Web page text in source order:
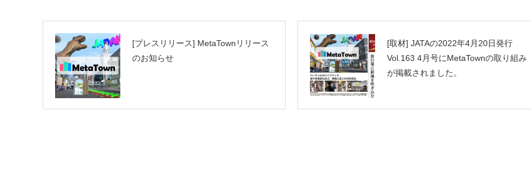
[プレスリリース] MetaTownリリース
のお知らせ
[取材] JATAの2022年4月20日発行
Vol.163 4月号にMetaTownの取り組み
が掲載されました。